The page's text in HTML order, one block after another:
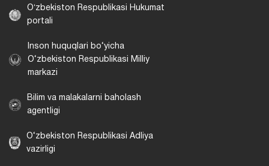
Oʻzbekiston Respublikasi Hukumat
portali
Inson huquqlari bo‘yicha
O‘zbekiston Respublikasi Milliy
markazi
Bilim va malakalarni baholash
agentligi
O‘zbekiston Respublikasi Adliya
vazirligi